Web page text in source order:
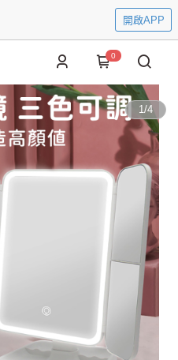
開啟APP
0
1/4